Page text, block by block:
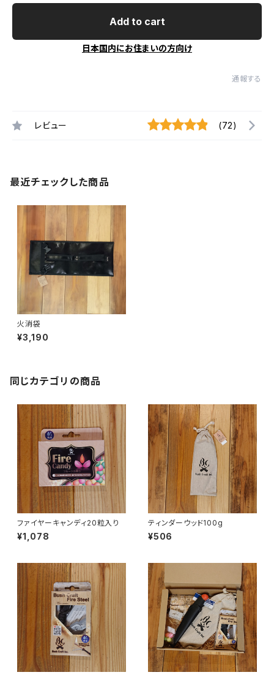
Add to cart
日本国内にお住まいの方向け
通報する
レビュー (72)
最近チェックした商品
火消袋
¥3,190
同じカテゴリの商品
ファイヤーキャンディ20粒入り
¥1,078
ティンダーウッド100g
¥506